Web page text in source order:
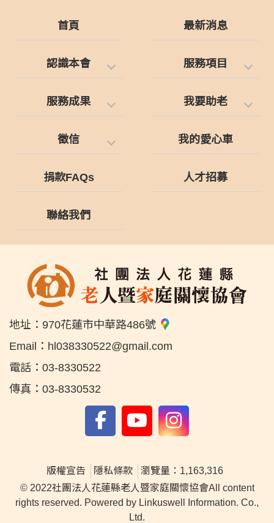
首頁 最新消息
認識本會 服務項目
服務成果 我要助老
徵信 我的愛心車
捐款FAQs 人才招募
聯絡我們
地址： 970花蓮市中華路486號
Email： hl038330522@gmail.com
電話： 03-8330522
傳真： 03-8330532
版權宣告 隱私條款
瀏覽量：1,163,316
© 2022社團法人花蓮縣老人暨家庭關懷協會All content
rights reserved. Powered by Linkuswell Information. Co.,
Ltd.